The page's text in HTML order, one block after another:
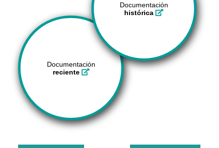
Documentación
histórica
Documentación
reciente